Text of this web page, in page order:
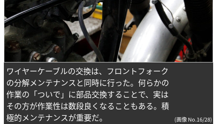
ワイヤーケーブルの交換は、フロントフォーク
の分解メンテナンスと同時に行った。何らかの
作業の「ついで」に部品交換することで、実は
その方が作業性は数段良くなることもある。積
極的メンテナンスが重要だ。
(画像 No.16/28)